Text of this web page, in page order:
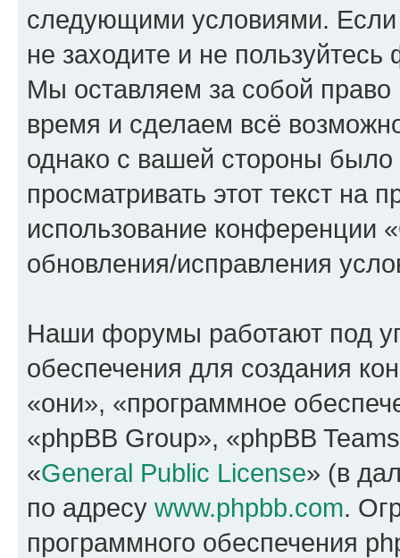
следующими условиями.
не заходите и не
Мы оставляем за собой
время и сделаем всё
однако с вашей стороны
просматривать этот текст на
использование конференции
обновления/исправления
Наши форумы работают под
обеспечения для создания
«они», «программное
«phpBB Group», «phpBB
«General Public License» (в
по адресу www.phpbb.com.
программного обеспечения